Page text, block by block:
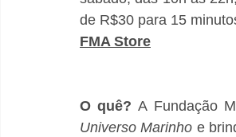
de R$30 para 15
FMA Store
O quê?
Universo Marinho e